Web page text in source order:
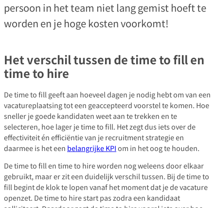
persoon in het team niet lang gemist hoeft te
worden en je hoge kosten voorkomt!
Het verschil tussen de time to fill en
time to hire
De time to fill geeft aan hoeveel dagen je nodig hebt om van een
vacatureplaatsing tot een geaccepteerd voorstel te komen. Hoe
sneller je goede kandidaten weet aan te trekken en te
selecteren, hoe lager je time to fill. Het zegt dus iets over de
effectiviteit én efficiëntie van je recruitment strategie en
daarmee is het een belangrijke KPIom in het oog te houden.
De time to fill en time to hire worden nog weleens door elkaar
gebruikt, maar er zit een duidelijk verschil tussen. Bij de time to
fill begint de klok te lopen vanaf het moment dat je de vacature
openzet. De time to hire start pas zodra een kandidaat